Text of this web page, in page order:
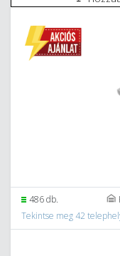
486 db.
Tekintse meg 42